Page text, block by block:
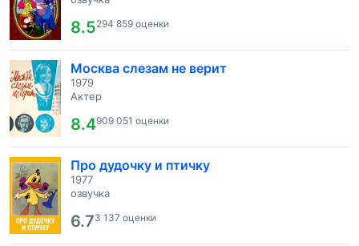
8.5294 859 оценки
Москва слезам не верит
1979
Актер
8.4909 051 оценки
Про дудочку и птичку
1977
озвучка
6.73 137 оценки